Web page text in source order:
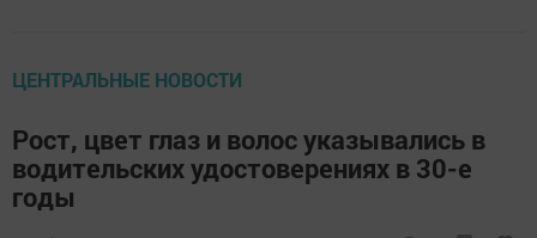
ЦЕНТРАЛЬНЫЕ НОВОСТИ
Рост, цвет глаз и волос указывались в
водительских удостоверениях в 30-е
годы